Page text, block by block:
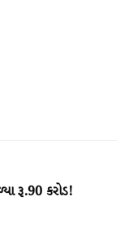
રૂ.90 કરોડ!